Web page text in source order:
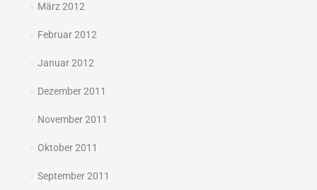
März 2012
Februar 2012
Januar 2012
Dezember 2011
November 2011
Oktober 2011
September 2011